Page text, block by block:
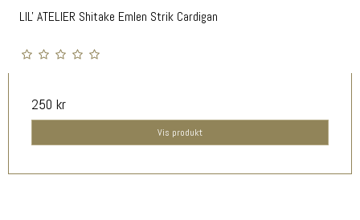
LIL' ATELIER Shitake Emlen Strik Cardigan
250 kr
Vis produkt